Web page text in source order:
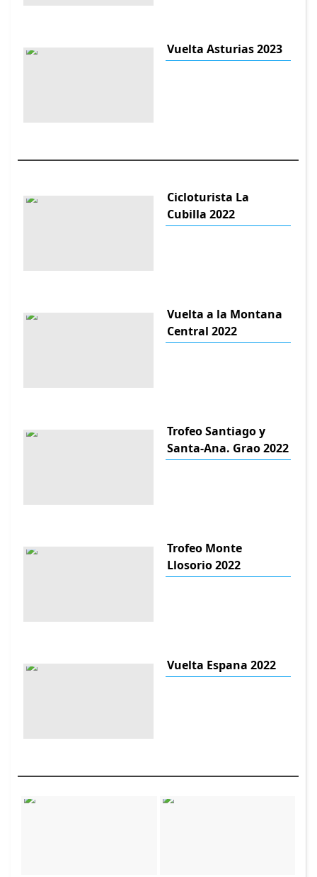
Vuelta Asturias 2023
Cicloturista La
Cubilla 2022
Vuelta a la Montana
Central 2022
Trofeo Santiago y
Santa-Ana. Grao 2022
Trofeo Monte
Llosorio 2022
Vuelta Espana 2022